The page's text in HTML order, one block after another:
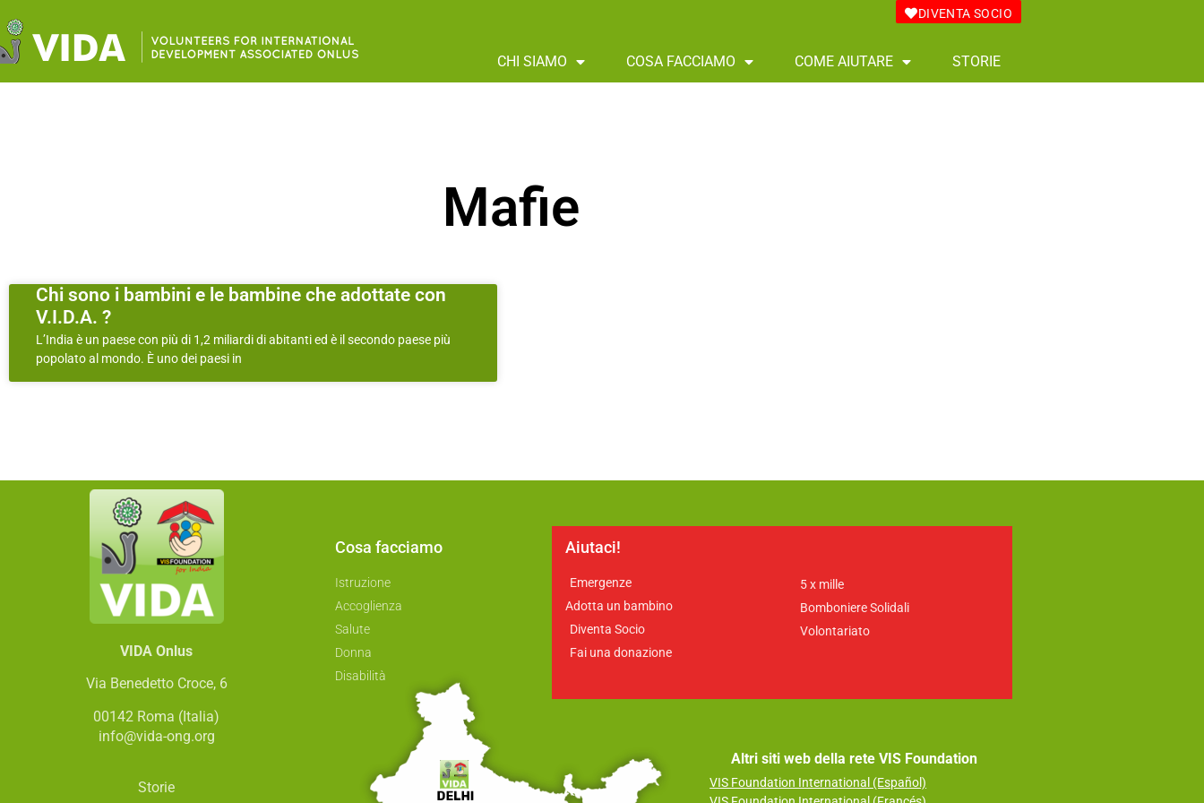
DIVENTA SOCIO
CHI SIAMO COSA FACCIAMO COME AIUTARE STORIE
Mafie
Chi sono i bambini e le bambine che adottate con
V.I.D.A. ?
L’India è un paese con più di 1,2 miliardi di abitanti ed è il secondo paese più
popolato al mondo. È uno dei paesi in
VIDA Onlus
Via Benedetto Croce, 6
00142 Roma (Italia)
info@vida-ong.org
Storie
Cosa facciamo
Istruzione
Accoglienza
Salute
Donna
Disabilità
Aiutaci!
Emergenze
Adotta un bambino
Diventa Socio
Fai una donazione
5 x mille
Bomboniere Solidali
Volontariato
Altri siti web della rete VIS Foundation
VIS Foundation International (Español)